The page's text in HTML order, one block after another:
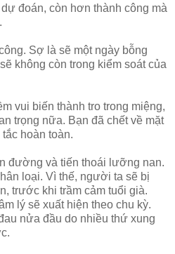
đoán, còn hơn thành công mà
Sợ là sẽ một ngày bỗng
không còn trong kiểm soát của
vui biến thành tro trong miệng,
trọng nữa. Bạn đã chết về mặt
hoàn toàn.
đường và tiến thoái lưỡng nan.
loại. Vì thế, người ta sẽ bị
trước khi trầm cảm tuổi già.
lý sẽ xuất hiện theo chu kỳ.
nửa đầu do nhiều thứ xung